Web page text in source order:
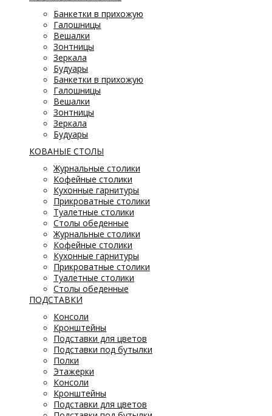
Банкетки в прихожую
Галошницы
Вешалки
Зонтницы
Зеркала
Будуары
Банкетки в прихожую
Галошницы
Вешалки
Зонтницы
Зеркала
Будуары
КОВАНЫЕ СТОЛЫ
Журнальные столики
Кофейные столики
Кухонные гарнитуры
Прикроватные столики
Туалетные столики
Столы обеденные
Журнальные столики
Кофейные столики
Кухонные гарнитуры
Прикроватные столики
Туалетные столики
Столы обеденные
ПОДСТАВКИ
Консоли
Кронштейны
Подставки для цветов
Подставки под бутылки
Полки
Этажерки
Консоли
Кронштейны
Подставки для цветов